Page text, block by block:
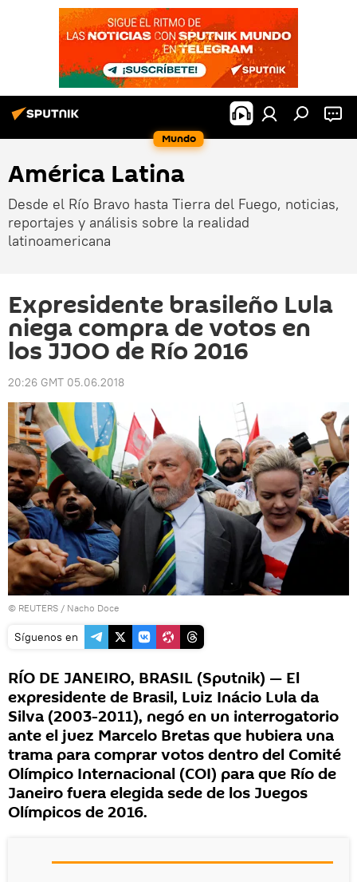
Mundo
América Latina
Desde el Río Bravo hasta Tierra del Fuego, noticias,
reportajes y análisis sobre la realidad
latinoamericana
Expresidente brasileño Lula
niega compra de votos en
los JJOO de Río 2016
20:26 GMT 05.06.2018
© REUTERS / Nacho Doce
Síguenos en
RÍO DE JANEIRO, BRASIL (Sputnik) — El
expresidente de Brasil, Luiz Inácio Lula da
Silva (2003-2011), negó en un interrogatorio
ante el juez Marcelo Bretas que hubiera una
trama para comprar votos dentro del Comité
Olímpico Internacional (COI) para que Río de
Janeiro fuera elegida sede de los Juegos
Olímpicos de 2016.